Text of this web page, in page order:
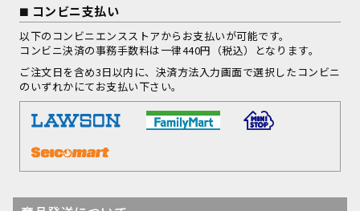
コンビニ支払い
以下のコンビニエンスストアからお支払いが可能です。
コンビニ決済の事務手数料は一律440円（税込）となります。
ご注文日を含め3日以内に、決済方法入力画面で選択したコンビニ
のいずれかにてお支払い下さい。